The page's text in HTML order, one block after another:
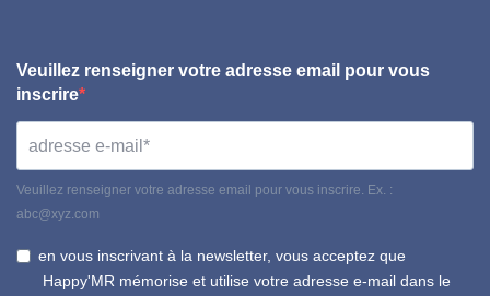
Veuillez renseigner votre adresse email pour vous
inscrire
Veuillez renseigner votre adresse email pour vous inscrire. Ex. :
abc@xyz.com
en vous inscrivant à la newsletter, vous acceptez que
Happy'MR mémorise et utilise votre adresse e-mail dans le